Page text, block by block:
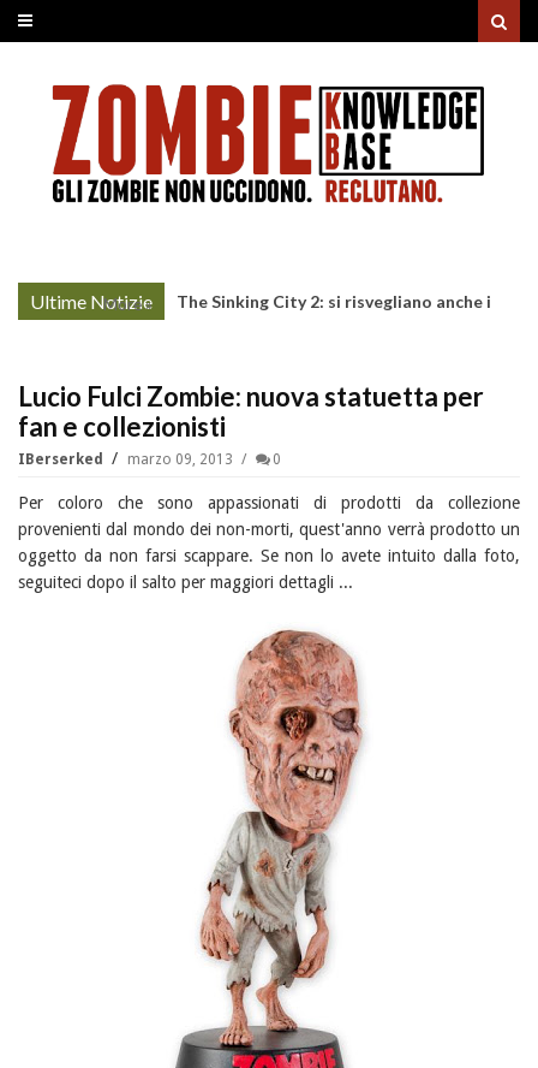
Ultime Notizie
More »
The Sinking City 2: si risvegliano anche i
Lucio Fulci Zombie: nuova statuetta per
fan e collezionisti
IBerserked marzo 09, 2013 0
Per coloro che sono appassionati di prodotti da collezione
provenienti dal mondo dei non-morti, quest'anno verrà prodotto un
oggetto da non farsi scappare. Se non lo avete intuito dalla foto,
seguiteci dopo il salto per maggiori dettagli ...